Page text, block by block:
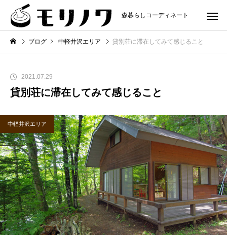
森暮らしコーディネート
ブログ 中軽井沢エリア 貸別荘に滞在してみて感じること
2021.07.29
貸別荘に滞在してみて感じること
中軽井沢エリア